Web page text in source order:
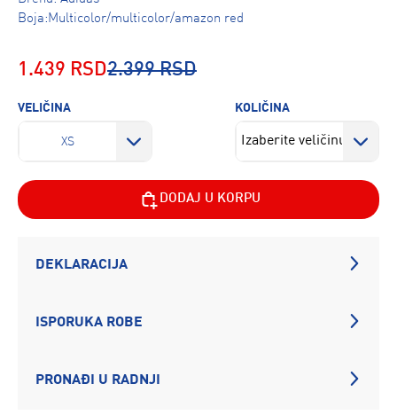
Boja:Multicolor/multicolor/amazon red
1.439 RSD2.399 RSD
VELIČINA
XS
KOLIČINA
DODAJ U KORPU
DEKLARACIJA
ISPORUKA ROBE
PRONAĐI U RADNJI